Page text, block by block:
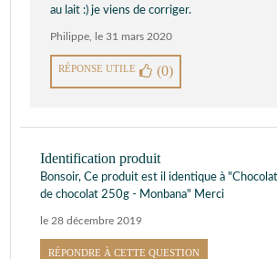
au lait :) je viens de corriger.
Philippe le 31 mars 2020
RÉPONSE UTILE (0)
Identification produit
Bonsoir, Ce produit est il identique à
de chocolat 250g - Monbana" Merci
le 28 décembre 2019
RÉPONDRE À CETTE QUESTION